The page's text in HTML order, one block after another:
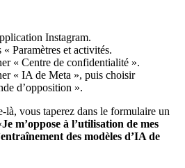
Instagram.
Paramètres et activités.
« Centre de confidentialité ».
« IA de Meta », puis choisir
d’opposition ».
là, vous taperez dans le formulaire un
Je m’oppose à l’utilisation de mes
des modèles d’IA de